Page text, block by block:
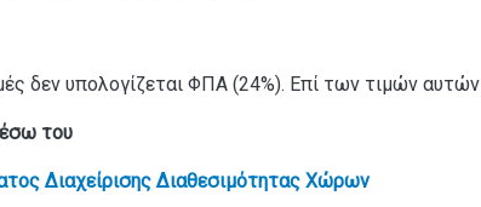
δεν υπολογίζεται ΦΠΑ (24%). Επί των τιμών
του
Διαχείρισης Διαθεσιμότητας Χώρων